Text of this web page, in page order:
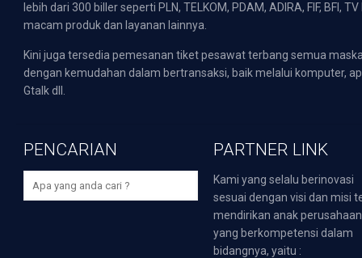
lebih dari 300 biller seperti PLN, TELKOM, PDAM, ADIRA, FIF,
macam produk dan layanan lainnya.
Kini juga tersedia pemesanan tiket pesawat terbang semua
dengan kemudahan dalam bertransaksi, baik melalui komputer,
Gtalk dll.
PENCARIAN PARTNER LINK
Kami yang selalu berinovasi
sesuai dengan visi dan misi
mendirikan anak perusahaan
yang berkompetensi dalam
bidangnya, yaitu :